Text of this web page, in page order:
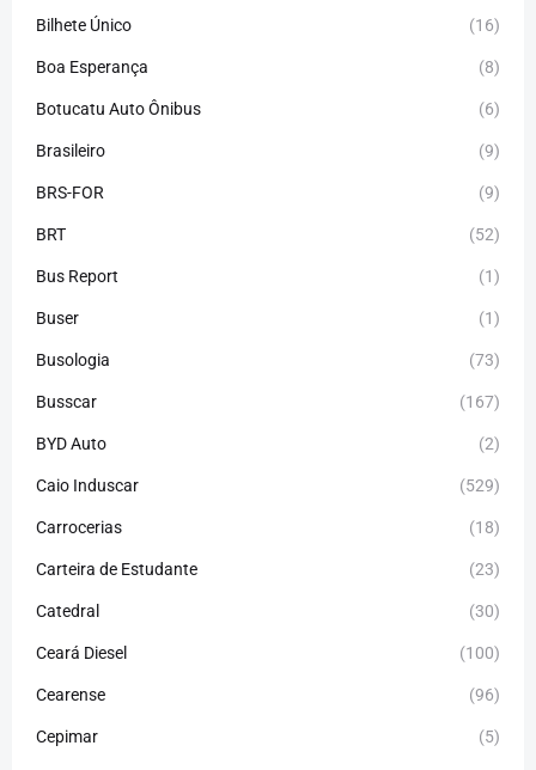
Bilhete Único (16)
Boa Esperança (8)
Botucatu Auto Ônibus (6)
Brasileiro (9)
BRS-FOR (9)
BRT (52)
Bus Report (1)
Buser (1)
Busologia (73)
Busscar (167)
BYD Auto (2)
Caio Induscar (529)
Carrocerias (18)
Carteira de Estudante (23)
Catedral (30)
Ceará Diesel (100)
Cearense (96)
Cepimar (5)